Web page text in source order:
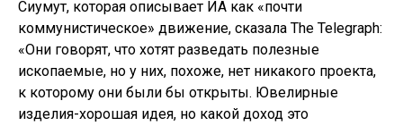
Сиумут, которая описывает ИА как «почти
коммунистическое» движение, сказала The Telegraph:
«Они говорят, что хотят разведать полезные
ископаемые, но у них, похоже, нет никакого проекта,
к которому они были бы открыты. Ювелирные
изделия-хорошая идея, но какой доход это